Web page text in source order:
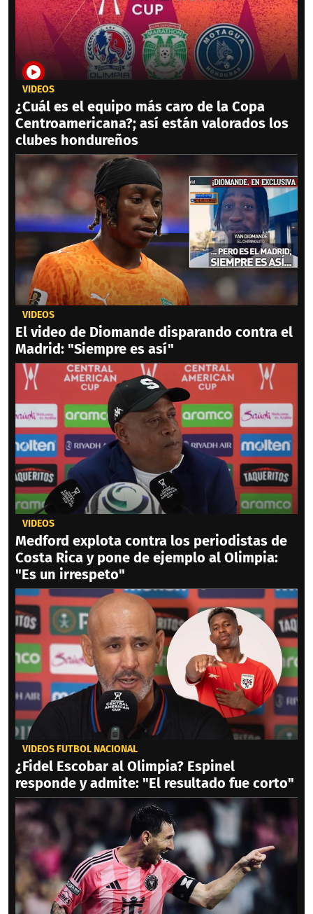
VIDEOS
¿Cuál es el equipo más caro de la Copa
Centroamericana?; así están valorados los
clubes hondureños
VIDEOS
El video de Diomande disparando contra el
Madrid: "Siempre es así"
VIDEOS
Medford explota contra los periodistas de
Costa Rica y pone de ejemplo al Olimpia:
"Es un irrespeto"
VIDEOS FÚTBOL NACIONAL
¿Fidel Escobar al Olimpia? Espinel
responde y admite: "El resultado fue corto"